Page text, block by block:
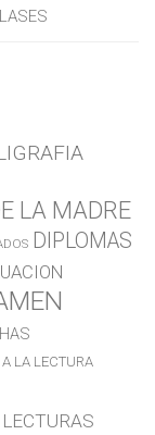
LA MADRE
DIPLOMAS
LA LECTURA
LECTURAS